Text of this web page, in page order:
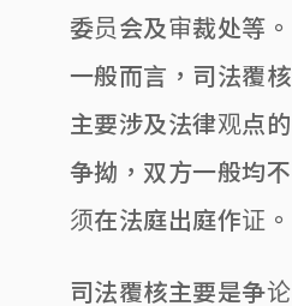
委员会及审裁处等。
一般而言，司法覆核
主要涉及法律观点的
争拗，双方一般均不
须在法庭出庭作证。
司法覆核主要是争论